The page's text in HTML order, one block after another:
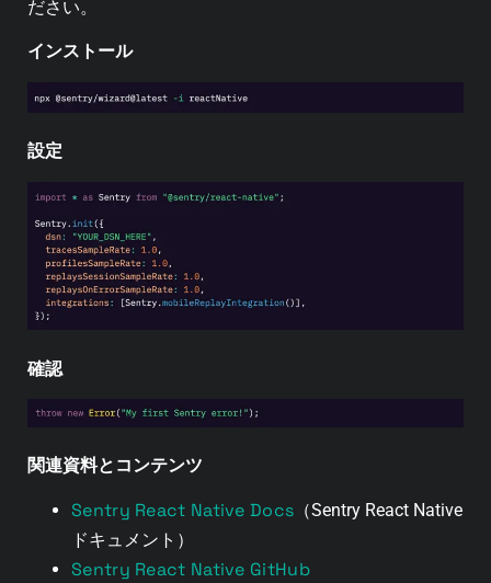
ださい。
インストール
設定
確認
関連資料とコンテンツ
Sentry React Native Docs （Sentry React Native
ドキュメント）
Sentry React Native GitHub